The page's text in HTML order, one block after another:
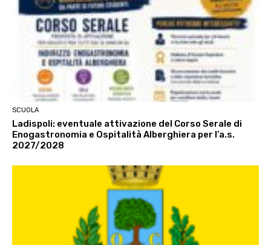
SCUOLA
Ladispoli: eventuale attivazione del Corso Serale di
Enogastronomia e Ospitalità Alberghiera per l’a.s.
2027/2028